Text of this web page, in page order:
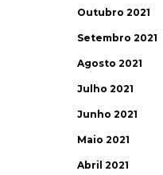
Outubro 2021
Setembro 2021
Agosto 2021
Julho 2021
Junho 2021
Maio 2021
Abril 2021